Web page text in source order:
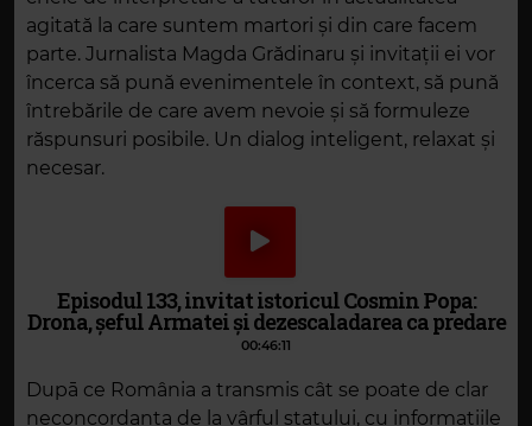
agitată la care suntem martori și din care facem
parte. Jurnalista Magda Grădinaru și invitații ei vor
încerca să pună evenimentele în context, să pună
întrebările de care avem nevoie și să formuleze
răspunsuri posibile. Un dialog inteligent, relaxat și
necesar.
Episodul 133, invitat istoricul Cosmin Popa:
Drona, șeful Armatei și dezescaladarea ca predare
00:46:11
Dupā ce România a transmis cât se poate de clar
neconcordanța de la vârful statului, cu informațiile